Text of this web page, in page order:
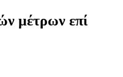
μέτρων επί